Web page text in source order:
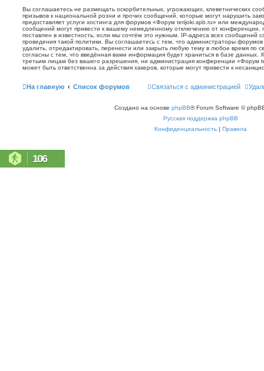
Вы соглашаетесь не размещать оскорбительных, угрожающих, клеветнических
призывов к национальной розни и прочих сообщений, которые могут нарушить
предоставляет услуги хостинга для форумов «Форум terijoki.spb.ru» или
сообщений могут привести к вашему немедленному отключению от конференции,
поставлен в известность, если мы сочтём это нужным. IP-адреса всех сообщений
проведения такой политики. Вы соглашаетесь с тем, что администраторы
удалить, отредактировать, перенести или закрыть любую тему в любое время по
согласны с тем, что введённая вами информация будет храниться в базе данных.
третьим лицам без вашего разрешения, ни администрация конференции «Форум
может быть ответственна за действия хакеров, которые могут привести к
На главную Список форумов Связаться с администрацией
Создано на основе phpBB® Forum Software ©
Русская поддержка phpBB
Конфиденциальность | Правила
106